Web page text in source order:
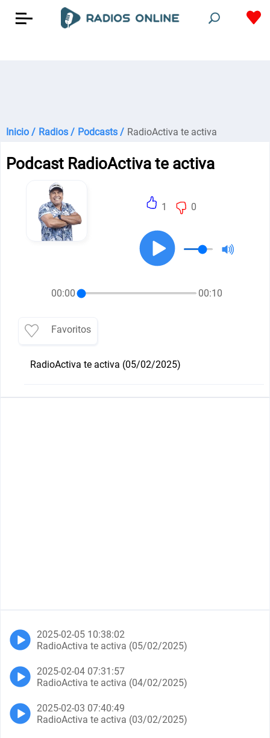
Inicio / Radios / Podcasts / RadioActiva te activa
Podcast RadioActiva te activa
1 0
00:00 00:10
Favoritos
RadioActiva te activa (05/02/2025)
2025-02-05 10:38:02
RadioActiva te activa (05/02/2025)
2025-02-04 07:31:57
RadioActiva te activa (04/02/2025)
2025-02-03 07:40:49
RadioActiva te activa (03/02/2025)